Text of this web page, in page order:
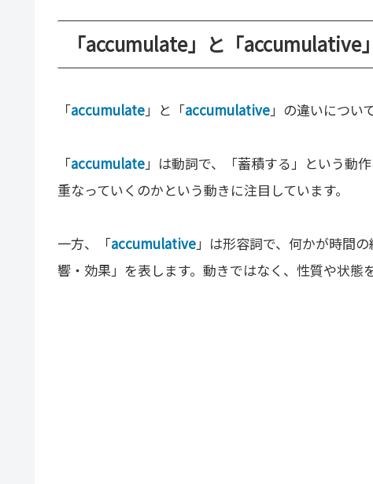
「accumulate」と「accumulative
「accumulate」と「accumulative」の違いについ
「accumulate」は動詞で、「蓄積する」という動
重なっていくのかという動きに注目しています。
一方、「accumulative」は形容詞で、何かが時間
響・効果」を表します。動きではなく、性質や状態